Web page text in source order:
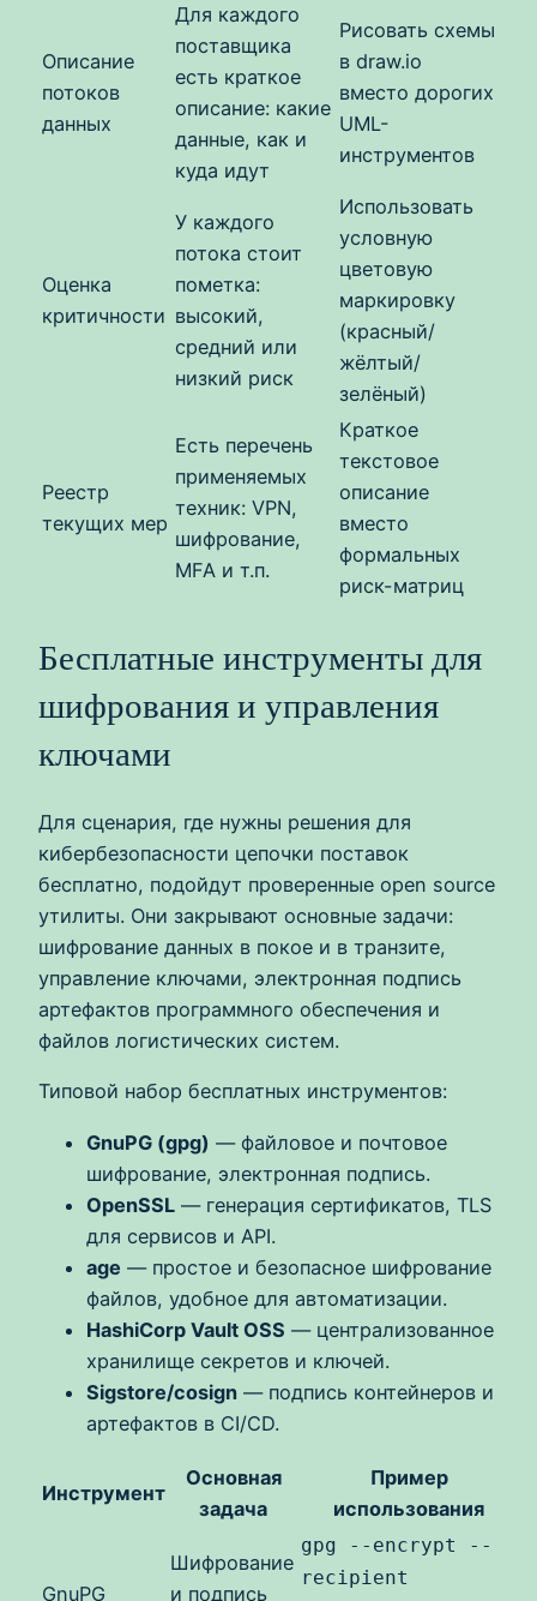
Описание
потоков
данных
Для каждого
поставщика
есть краткое
описание: какие
данные, как и
куда идут
Рисовать схемы
в draw.io
вместо дорогих
UML-
инструментов
Оценка
критичности
У каждого
потока стоит
пометка:
высокий,
средний или
низкий риск
Использовать
условную
цветовую
маркировку
(красный/
жёлтый/
зелёный)
Реестр
текущих мер
Есть перечень
применяемых
техник: VPN,
шифрование,
MFA и т.п.
Краткое
текстовое
описание
вместо
формальных
риск-матриц
Бесплатные инструменты для
шифрования и управления
ключами
Для сценария, где нужны решения для
кибербезопасности цепочки поставок
бесплатно, подойдут проверенные open source
утилиты. Они закрывают основные задачи:
шифрование данных в покое и в транзите,
управление ключами, электронная подпись
артефактов программного обеспечения и
файлов логистических систем.
Типовой набор бесплатных инструментов:
GnuPG (gpg) — файловое и почтовое
шифрование, электронная подпись.
OpenSSL — генерация сертификатов, TLS
для сервисов и API.
age — простое и безопасное шифрование
файлов, удобное для автоматизации.
HashiCorp Vault OSS — централизованное
хранилище секретов и ключей.
Sigstore/cosign — подпись контейнеров и
артефактов в CI/CD.
Инструмент
Основная
задача
Пример
использования
GnuPG
Шифрование
и подпись
gpg --encrypt --
recipient